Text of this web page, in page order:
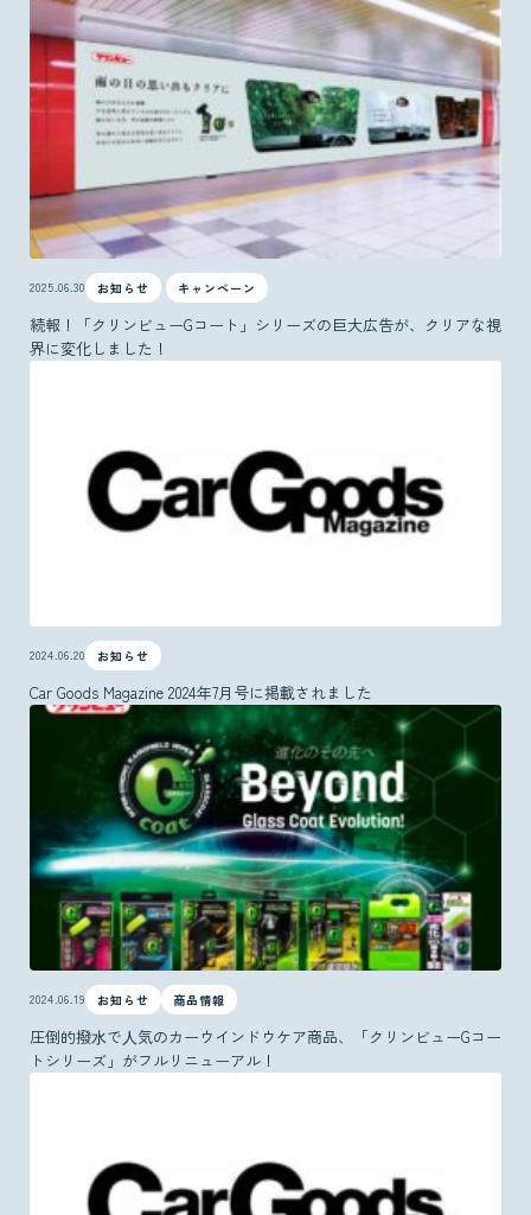
2025.06.30 お知らせ キャンペーン
続報！「クリンビューGコート」シリーズの巨大広告が、クリアな視
界に変化しました！
2024.06.20 お知らせ
Car Goods Magazine 2024年7月号に掲載されました
2024.06.19 お知らせ 商品情報
圧倒的撥⽔で⼈気のカーウインドウケア商品、「クリンビューGコー
トシリーズ」がフルリニューアル！